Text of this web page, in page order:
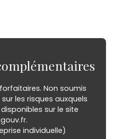
Non soumis
les risques auxquels
sur le site
individuelle)